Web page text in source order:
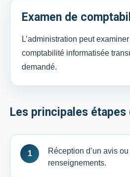
Examen de
L’administration peut
comptabilité informatisée
demandé.
Les principales étapes
Réception d’un avis
renseignements.